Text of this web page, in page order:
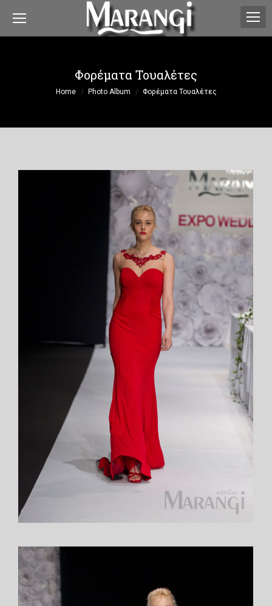
Φορέματα Τουαλέτες
You are here:
Home Photo Album Φορέματα Τουαλέτες